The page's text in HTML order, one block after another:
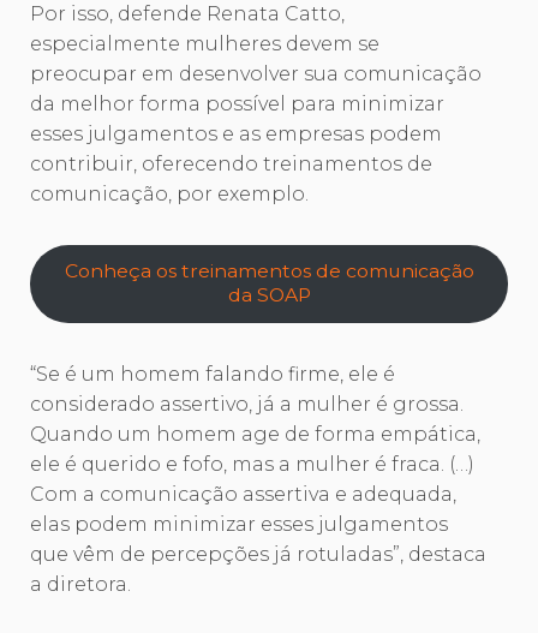
Por isso, defende Renata Catto,
especialmente mulheres devem se
preocupar em desenvolver sua comunicação
da melhor forma possível para minimizar
esses julgamentos e as empresas podem
contribuir, oferecendo treinamentos de
comunicação, por exemplo.
Conheça os treinamentos de comunicação
da SOAP
“Se é um homem falando firme, ele é
considerado assertivo, já a mulher é grossa.
Quando um homem age de forma empática,
ele é querido e fofo, mas a mulher é fraca. (…)
Com a comunicação assertiva e adequada,
elas podem minimizar esses julgamentos
que vêm de percepções já rotuladas”, destaca
a diretora.